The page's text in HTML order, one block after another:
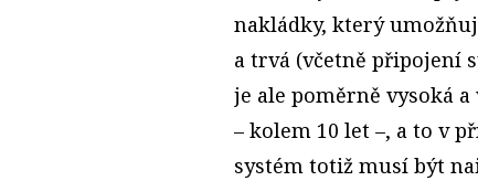
nakládky, který
a trvá (včetně připojení
je ale poměrně vysoká
– kolem 10 let –, a to v
systém totiž musí být